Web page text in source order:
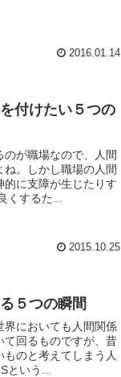
2016.01.14
付けたい５つの
が職場なので、人間
。しかし職場の人間
に支障が生じたりす
を良くするた...
2015.10.25
５つの瞬間
界においても人間関係
て回るものですが、昔
のと考えてしまう人
という...